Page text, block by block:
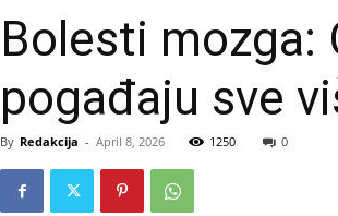
Bolesti mozga:
pogađaju sve
By Redakcija - April 8, 2026 1250 0